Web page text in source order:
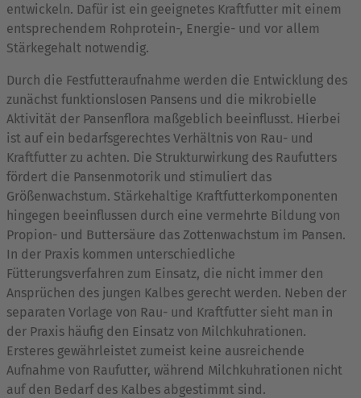
entwickeln. Dafür ist ein geeignetes Kraftfutter mit einem
entsprechendem Rohprotein-, Energie- und vor allem
Stärkegehalt notwendig.
Durch die Festfutteraufnahme werden die Entwicklung des
zunächst funktionslosen Pansens und die mikrobielle
Aktivität der Pansenflora maßgeblich beeinflusst. Hierbei
ist auf ein bedarfsgerechtes Verhältnis von Rau- und
Kraftfutter zu achten. Die Strukturwirkung des Raufutters
fördert die Pansenmotorik und stimuliert das
Größenwachstum. Stärkehaltige Kraftfutterkomponenten
hingegen beeinflussen durch eine vermehrte Bildung von
Propion- und Buttersäure das Zottenwachstum im Pansen.
In der Praxis kommen unterschiedliche
Fütterungsverfahren zum Einsatz, die nicht immer den
Ansprüchen des jungen Kalbes gerecht werden. Neben der
separaten Vorlage von Rau- und Kraftfutter sieht man in
der Praxis häufig den Einsatz von Milchkuhrationen.
Ersteres gewährleistet zumeist keine ausreichende
Aufnahme von Raufutter, während Milchkuhrationen nicht
auf den Bedarf des Kalbes abgestimmt sind.